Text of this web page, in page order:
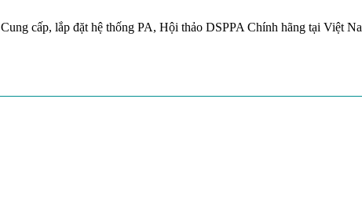
Cung cấp, lắp đặt hệ thống PA, Hội thảo DSPPA Chính hãng tại Việt